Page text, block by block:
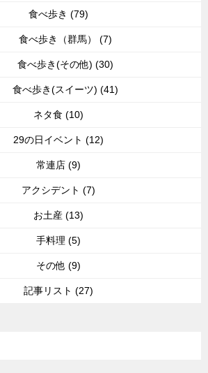
食べ歩き (79)
食べ歩き（群馬） (7)
食べ歩き(その他) (30)
食べ歩き(スイーツ) (41)
ネタ食 (10)
29の日イベント (12)
常連店 (9)
アクシデント (7)
お土産 (13)
手料理 (5)
その他 (9)
記事リスト (27)